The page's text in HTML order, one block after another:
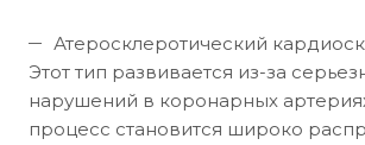
Атеросклеротический
Этот тип развивается из-за
нарушений в коронарных
процесс становится широко